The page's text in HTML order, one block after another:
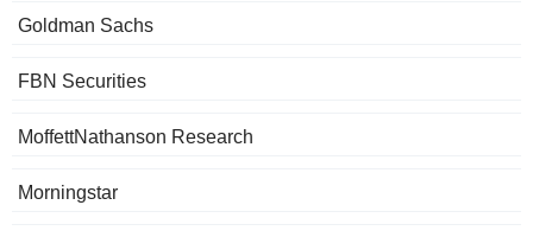
Goldman Sachs
FBN Securities
MoffettNathanson Research
Morningstar